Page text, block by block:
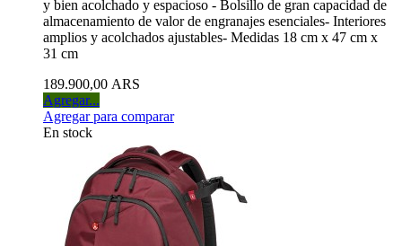
y bien acolchado y espacioso - Bolsillo de gran capacidad de
almacenamiento de valor de engranajes esenciales- Interiores
amplios y acolchados ajustables- Medidas 18 cm x 47 cm x
31 cm
189.900,00 ARS
Agregar...
Agregar para comparar
En stock